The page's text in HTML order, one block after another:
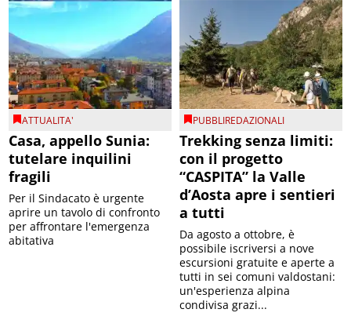
ATTUALITA'
Casa, appello Sunia:
tutelare inquilini
fragili
Per il Sindacato è urgente
aprire un tavolo di confronto
per affrontare l'emergenza
abitativa
PUBBLIREDAZIONALI
Trekking senza limiti:
con il progetto
“CASPITA” la Valle
d’Aosta apre i sentieri
a tutti
Da agosto a ottobre, è
possibile iscriversi a nove
escursioni gratuite e aperte a
tutti in sei comuni valdostani:
un'esperienza alpina
condivisa grazi...